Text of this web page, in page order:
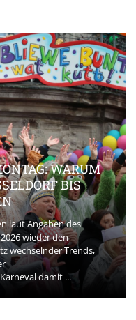
WARUM
BIS
laut Angaben des
wieder den
wechselnder Trends,
damit ...